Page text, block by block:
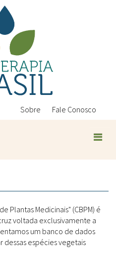
Sobre Fale Conosco
Plantas Medicinais" (CBPM) é
voltada exclusivamente a
um banco de dados
espécies vegetais